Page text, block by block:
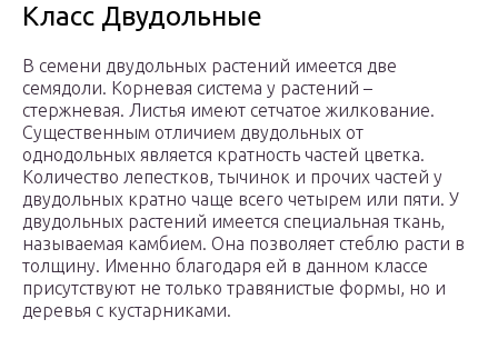
Класс Двудольные
В семени двудольных растений имеется две
семядоли. Корневая система у растений –
стержневая. Листья имеют сетчатое жилкование.
Существенным отличием двудольных от
однодольных является кратность частей цветка.
Количество лепестков, тычинок и прочих частей у
двудольных кратно чаще всего четырем или пяти. У
двудольных растений имеется специальная ткань,
называемая камбием. Она позволяет стеблю расти в
толщину. Именно благодаря ей в данном классе
присутствуют не только травянистые формы, но и
деревья с кустарниками.